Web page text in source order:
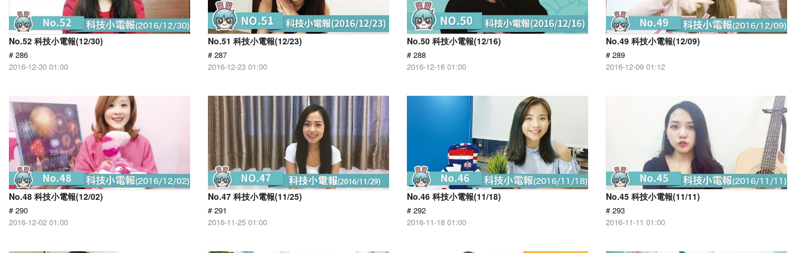
No.52 科技小電報(12/30)
# 286
2016-12-30 01:00
No.51 科技小電報(12/23)
# 287
2016-12-23 01:00
No.50 科技小電報(12/16)
# 288
2016-12-16 01:00
No.49 科技小電報(12/09)
# 289
2016-12-09 01:12
No.48 科技小電報(12/02)
# 290
2016-12-02 01:00
No.47 科技小電報(11/25)
# 291
2016-11-25 01:00
No.46 科技小電報(11/18)
# 292
2016-11-18 01:00
No.45 科技小電報(11/11)
# 293
2016-11-11 01:00